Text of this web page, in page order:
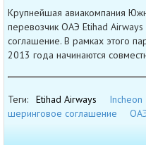
Крупнейшая авиакомпания
перевозчик ОАЭ Etihad
соглашение. В рамках этого
2013 года начинаются
Теги: Etihad Airways Incheon
шеринговое соглашение